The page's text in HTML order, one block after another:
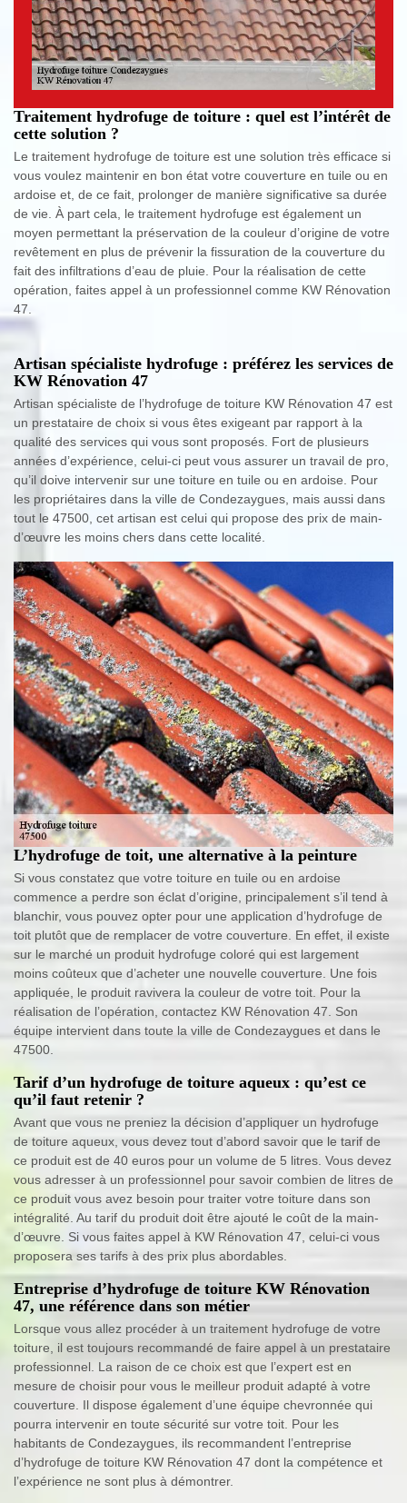
Traitement hydrofuge de toiture : quel est l’intérêt de
cette solution ?
Le traitement hydrofuge de toiture est une solution très efficace si
vous voulez maintenir en bon état votre couverture en tuile ou en
ardoise et, de ce fait, prolonger de manière significative sa durée
de vie. À part cela, le traitement hydrofuge est également un
moyen permettant la préservation de la couleur d’origine de votre
revêtement en plus de prévenir la fissuration de la couverture du
fait des infiltrations d’eau de pluie. Pour la réalisation de cette
opération, faites appel à un professionnel comme KW Rénovation
47.
Artisan spécialiste hydrofuge : préférez les services de
KW Rénovation 47
Artisan spécialiste de l’hydrofuge de toiture KW Rénovation 47 est
un prestataire de choix si vous êtes exigeant par rapport à la
qualité des services qui vous sont proposés. Fort de plusieurs
années d’expérience, celui-ci peut vous assurer un travail de pro,
qu’il doive intervenir sur une toiture en tuile ou en ardoise. Pour
les propriétaires dans la ville de Condezaygues, mais aussi dans
tout le 47500, cet artisan est celui qui propose des prix de main-
d’œuvre les moins chers dans cette localité.
L’hydrofuge de toit, une alternative à la peinture
Si vous constatez que votre toiture en tuile ou en ardoise
commence a perdre son éclat d’origine, principalement s’il tend à
blanchir, vous pouvez opter pour une application d’hydrofuge de
toit plutôt que de remplacer de votre couverture. En effet, il existe
sur le marché un produit hydrofuge coloré qui est largement
moins coûteux que d’acheter une nouvelle couverture. Une fois
appliquée, le produit ravivera la couleur de votre toit. Pour la
réalisation de l’opération, contactez KW Rénovation 47. Son
équipe intervient dans toute la ville de Condezaygues et dans le
47500.
Tarif d’un hydrofuge de toiture aqueux : qu’est ce
qu’il faut retenir ?
Avant que vous ne preniez la décision d’appliquer un hydrofuge
de toiture aqueux, vous devez tout d’abord savoir que le tarif de
ce produit est de 40 euros pour un volume de 5 litres. Vous devez
vous adresser à un professionnel pour savoir combien de litres de
ce produit vous avez besoin pour traiter votre toiture dans son
intégralité. Au tarif du produit doit être ajouté le coût de la main-
d’œuvre. Si vous faites appel à KW Rénovation 47, celui-ci vous
proposera ses tarifs à des prix plus abordables.
Entreprise d’hydrofuge de toiture KW Rénovation
47, une référence dans son métier
Lorsque vous allez procéder à un traitement hydrofuge de votre
toiture, il est toujours recommandé de faire appel à un prestataire
professionnel. La raison de ce choix est que l’expert est en
mesure de choisir pour vous le meilleur produit adapté à votre
couverture. Il dispose également d’une équipe chevronnée qui
pourra intervenir en toute sécurité sur votre toit. Pour les
habitants de Condezaygues, ils recommandent l’entreprise
d’hydrofuge de toiture KW Rénovation 47 dont la compétence et
l’expérience ne sont plus à démontrer.